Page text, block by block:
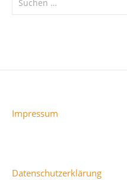
Impressum
Datenschutzerklärung